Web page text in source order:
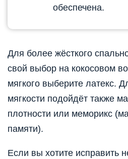
обеспечена.
Для более жёсткого
свой выбор на кокосовом
мягкого выберите латекс.
мягкости подойдёт также
плотности или меморикс
памяти).
Если вы хотите исправить